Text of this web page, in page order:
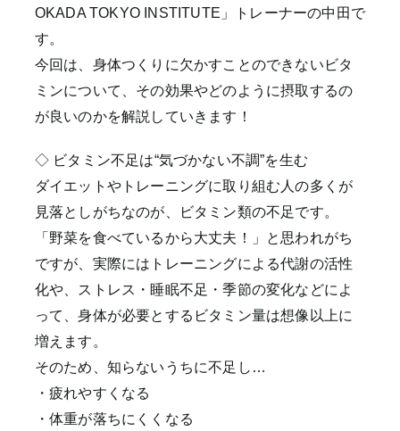
OKADA TOKYO INSTITUTE」トレーナーの中田で
す。
今回は、身体つくりに欠かすことのできないビタ
ミンについて、その効果やどのように摂取するの
が良いのかを解説していきます！
◇ ビタミン不足は“気づかない不調”を生む
ダイエットやトレーニングに取り組む人の多くが
見落としがちなのが、ビタミン類の不足です。
「野菜を食べているから大丈夫！」と思われがち
ですが、実際にはトレーニングによる代謝の活性
化や、ストレス・睡眠不足・季節の変化などによ
って、身体が必要とするビタミン量は想像以上に
増えます。
そのため、知らないうちに不足し…
・疲れやすくなる
・体重が落ちにくくなる